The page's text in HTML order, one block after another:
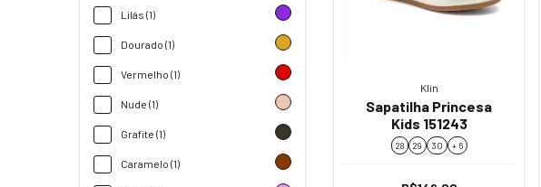
Lilás (1)
Dourado (1)
Vermelho (1)
Nude (1)
Grafite (1)
Caramelo (1)
Klin
Sapatilha Princesa
Kids 151243
28 29 30 + 6